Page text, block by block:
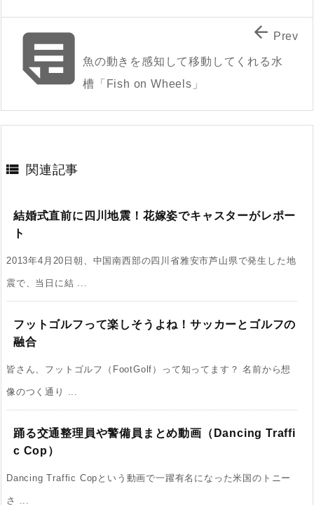
魚の動きを感知して移動してくれる水
槽「Fish on Wheels」
 Prev
 関連記事
結婚式直前に四川地震！花嫁姿でキャスターがレポー
ト
2013年4月20日朝、中国南西部の四川省雅安市芦山県で発生した地
震で、当日に結 ...
フットゴルフって楽しそうよね！サッカーとゴルフの
融合
皆さん、フットゴルフ（FootGolf）って知ってます？ 名前から想
像のつく通り ...
踊る交通整理員や警備員まとめ動画（Dancing Traffi
c Cop）
Dancing Traffic Copという動画で一躍有名になった米国のトニー
さ ...